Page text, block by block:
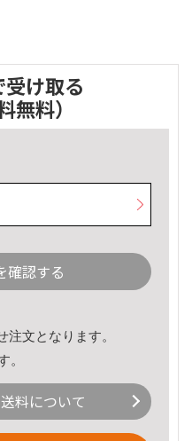
受け取る
無料）
確認する
注文となります。
。
料について